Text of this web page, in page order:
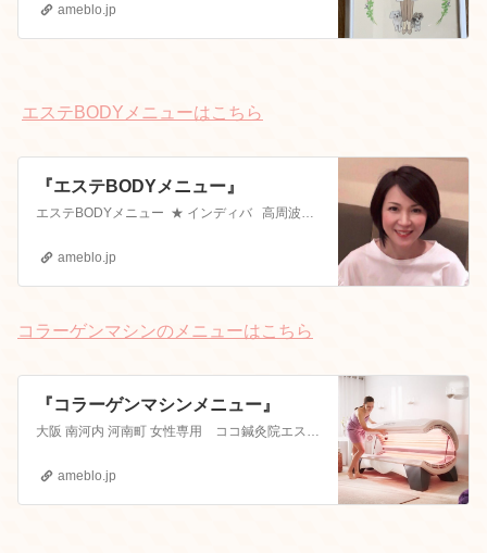
ameblo.jp
エステBODYメニューはこちら
『エステBODYメニュー』
ameblo.jp
コラーゲンマシンのメニューはこちら
『コラーゲンマシンメニュー』
ameblo.jp